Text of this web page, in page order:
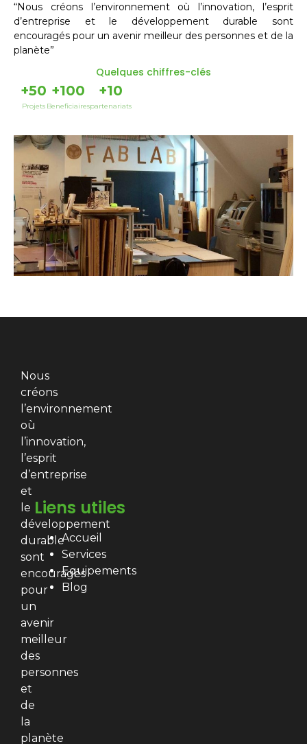
“Nous créons l’environnement où l’innovation, l’esprit
d’entreprise et le développement durable sont
encouragés pour un avenir meilleur des personnes et de la
planète”
Quelques chiffres-clés
Projets
+50
Beneficiaires
+100
partenariats
+10
Nous
créons
l’environnement
où
l’innovation,
l’esprit
d’entreprise
et
le
développement
durable
sont
encouragés
pour
un
avenir
meilleur
des
personnes
et
de
la
planète
Liens utiles
Accueil
Services
Equipements
Blog